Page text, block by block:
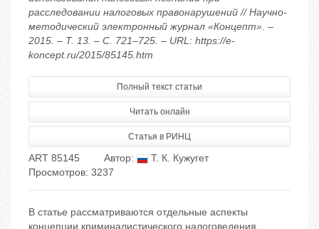
расследовании налоговых правонарушений // Научно-
методический электронный журнал «Концепт». –
2015. – Т. 13. – С. 721–725. – URL: https://e-
koncept.ru/2015/85145.htm
Полный текст статьи
Читать онлайн
Статья в РИНЦ
ART 85145 Автор:
Т. К. Кужугет
Просмотров: 3237
В статье рассматриваются отдельные аспекты
концепции криминалистического налоговедения,